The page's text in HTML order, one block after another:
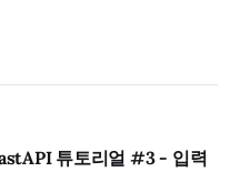
튜토리얼 #3 - 입력